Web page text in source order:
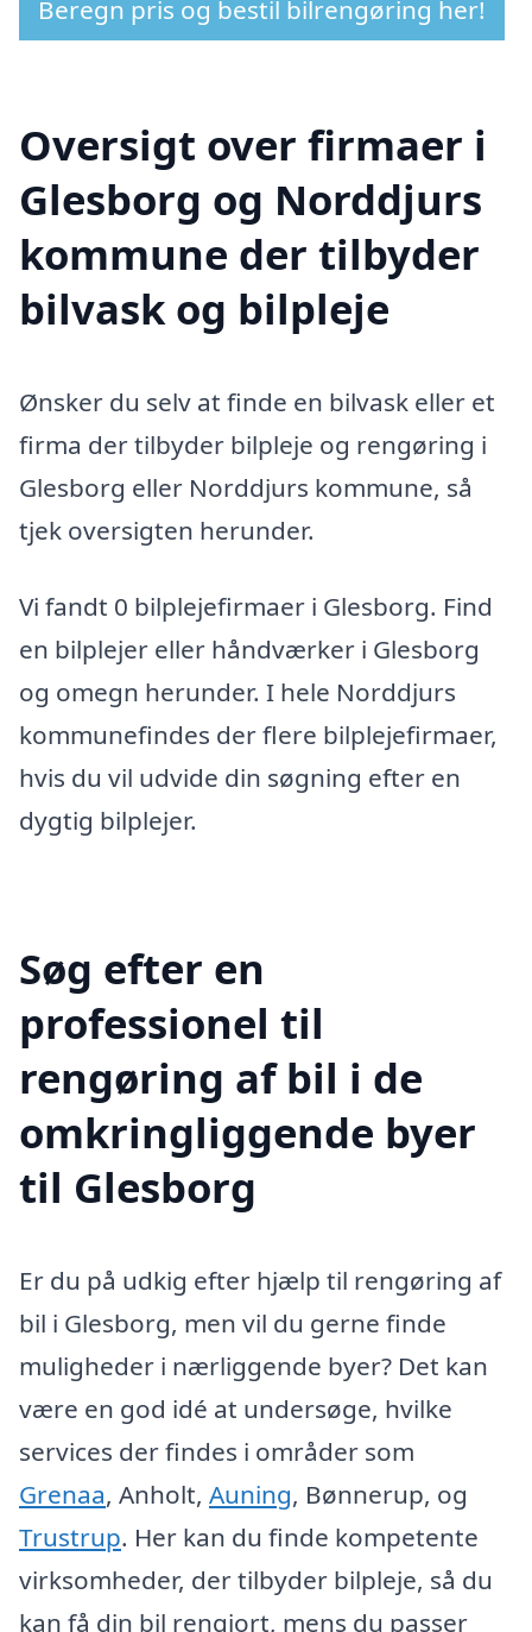
Beregn pris og bestil bilrengøring her!
Oversigt over firmaer i
Glesborg og Norddjurs
kommune der tilbyder
bilvask og bilpleje
Ønsker du selv at finde en bilvask eller et
firma der tilbyder bilpleje og rengøring i
Glesborg eller Norddjurs kommune, så
tjek oversigten herunder.
Vi fandt 0 bilplejefirmaer i Glesborg. Find
en bilplejer eller håndværker i Glesborg
og omegn herunder. I hele Norddjurs
kommunefindes der flere bilplejefirmaer,
hvis du vil udvide din søgning efter en
dygtig bilplejer.
Søg efter en
professionel til
rengøring af bil i de
omkringliggende byer
til Glesborg
Er du på udkig efter hjælp til rengøring af
bil i Glesborg, men vil du gerne finde
muligheder i nærliggende byer? Det kan
være en god idé at undersøge, hvilke
services der findes i områder som
Grenaa, Anholt, Auning, Bønnerup, og
Trustrup. Her kan du finde kompetente
virksomheder, der tilbyder bilpleje, så du
kan få din bil rengjort, mens du passer